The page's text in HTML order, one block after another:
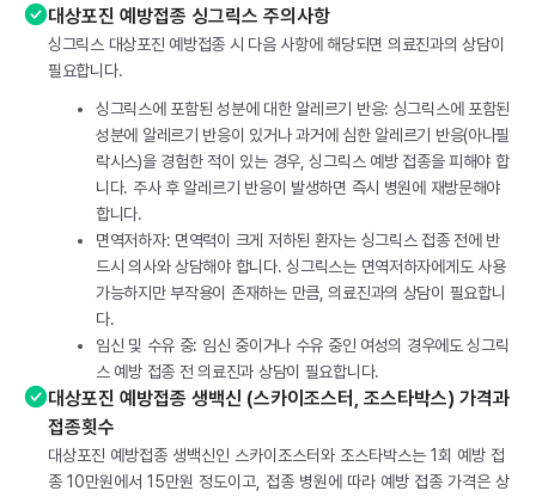
대상포진 예방접종 싱그릭스 주의사항
싱그릭스 대상포진 예방접종 시 다음 사항에 해당되면 의료진과의 상담이
필요합니다.
싱그릭스에 포함된 성분에 대한 알레르기 반응: 싱그릭스에 포함된
성분에 알레르기 반응이 있거나 과거에 심한 알레르기 반응(아나필
락시스)을 경험한 적이 있는 경우, 싱그릭스 예방 접종을 피해야 합
니다. 주사 후 알레르기 반응이 발생하면 즉시 병원에 재방문해야
합니다.
면역저하자: 면역력이 크게 저하된 환자는 싱그릭스 접종 전에 반
드시 의사와 상담해야 합니다. 싱그릭스는 면역저하자에게도 사용
가능하지만 부작용이 존재하는 만큼, 의료진과의 상담이 필요합니
다.
임신 및 수유 중: 임신 중이거나 수유 중인 여성의 경우에도 싱그릭
스 예방 접종 전 의료진과 상담이 필요합니다.
대상포진 예방접종 생백신 (스카이조스터, 조스타박스) 가격과
접종횟수
대상포진 예방접종 생백신인 스카이조스터와 조스타박스는 1회 예방 접
종 10만원에서 15만원 정도이고, 접종 병원에 따라 예방 접종 가격은 상